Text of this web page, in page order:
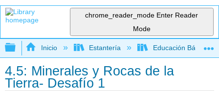
chrome_reader_mode Enter Reader
Mode
Expandir/contraer jerarquía global
Inicio Estantería Educación Básica
4.5: Minerales y Rocas de la
Tierra- Desafío 1